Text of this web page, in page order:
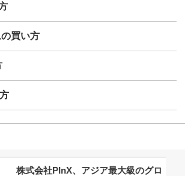
買い方
株式会社PlnX、アジア最大級のグロ